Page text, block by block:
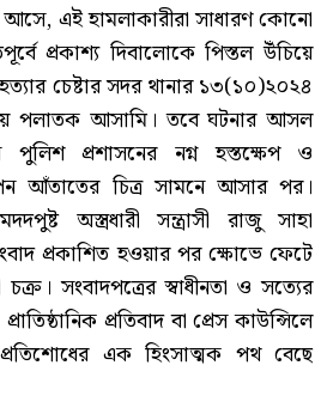
এই হামলাকারীরা সাধারণ কোনো
প্রকাশ্য দিবালোকে পিস্তল উঁচিয়ে
চেষ্টার সদর থানার ১৩(১০)২০২৪
পলাতক আসামি। তবে ঘটনার আসল
প্রশাসনের নগ্ন হস্তক্ষেপ ও
আঁতাতের চিত্র সামনে আসার পর।
অস্ত্রধারী সন্ত্রাসী রাজু সাহা
প্রকাশিত হওয়ার পর ক্ষোভে ফেটে
সংবাদপত্রের স্বাধীনতা ও সত্যের
প্রতিবাদ বা প্রেস কাউন্সিলে
এক হিংসাত্মক পথ বেছে